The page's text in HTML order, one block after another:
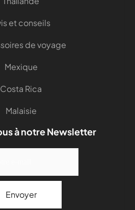
et conseils
de voyage
Mexique
Costa Rica
Malaisie
à notre Newsletter